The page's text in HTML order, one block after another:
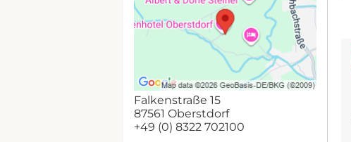
Falkenstraße 15
87561 Oberstdorf
+49 (0) 8322 702100